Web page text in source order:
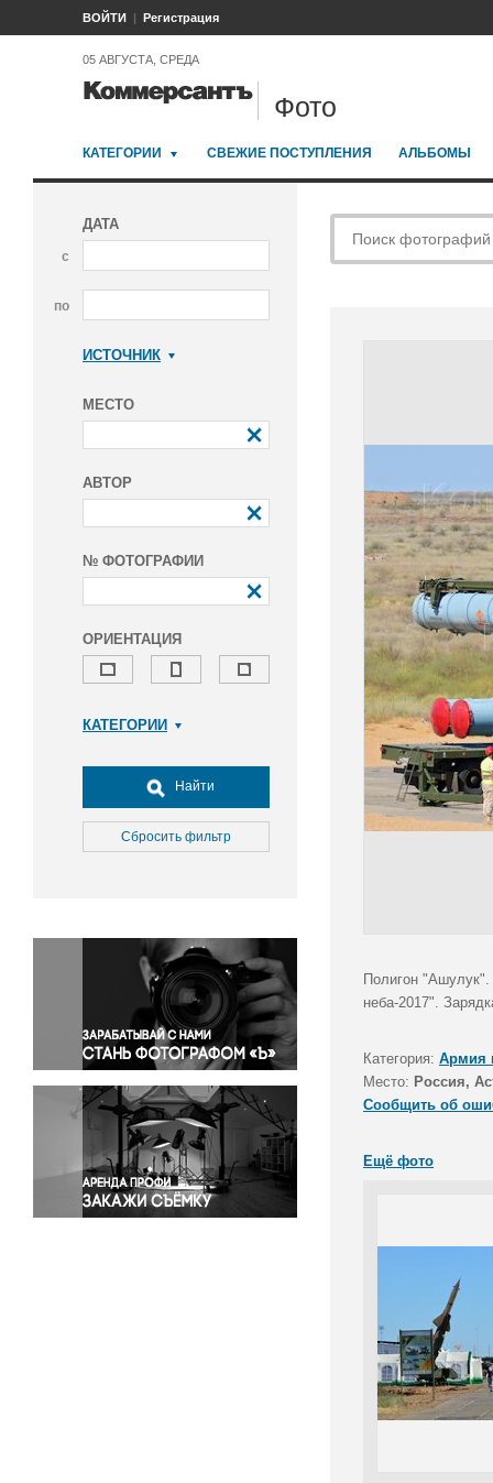
ВОЙТИ Регистрация
05 АВГУСТА, СРЕДА
Фото
КАТЕГОРИИ СВЕЖИЕ ПОСТУПЛЕНИЯ АЛЬБОМЫ
ДАТА
с
по
ИСТОЧНИК
МЕСТО
АВТОР
№ ФОТОГРАФИИ
ОРИЕНТАЦИЯ
КАТЕГОРИИ
Досуг, туризм и отдых
Культура
Медицина
Окружающая среда
Политика
Правосудие
Происшествия и конфликты
Религия
Светская жизнь
Спорт
Экология
Экономика и бизнес
Найти
Сбросить фильтр
Полигон "Ашулук".
неба-2017".
Категория: Армия
Место: Россия,
Сообщить об
Ещё фото